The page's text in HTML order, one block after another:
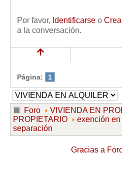
Por favor, Identificarse o
a la conversación.
Página: 1
Foro VIVIENDA EN
PROPIETARIO
exención
separación
Gracias a